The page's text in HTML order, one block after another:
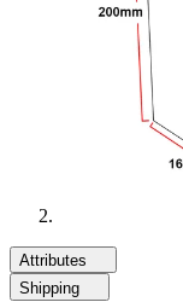
Attributes
Shipping